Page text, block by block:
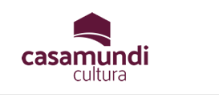
conteúdo